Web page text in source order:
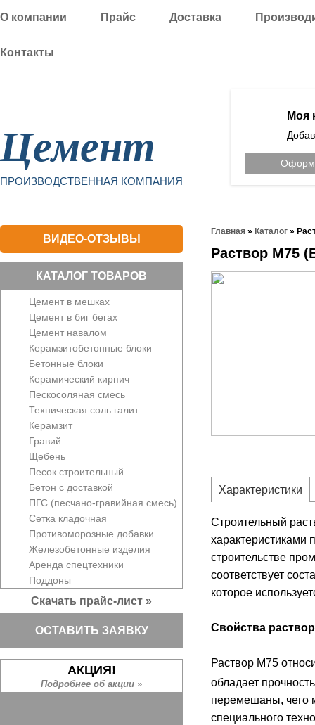
О компании Прайс Доставка
Контакты
Цемент
ПРОИЗВОДСТВЕННАЯ КОМПАНИЯ
Моя
ВИДЕО-ОТЗЫВЫ
КАТАЛОГ ТОВАРОВ
Цемент в мешках
Цемент в биг бегах
Цемент навалом
Керамзитобетонные блоки
Бетонные блоки
Керамический кирпич
Пескосоляная смесь
Техническая соль галит
Керамзит
Гравий
Щебень
Песок строительный
Бетон с доставкой
ПГС (песчано-гравийная смесь)
Сетка кладочная
Противоморозные добавки
Железобетонные изделия
Аренда спецтехники
Поддоны
Скачать прайс-лист »
ОСТАВИТЬ ЗАЯВКУ
АКЦИЯ!
Подробнее об акции »
Главная » Каталог »
Раствор М75
Характеристики
Строительный
характеристиками
строительстве
соответствует
которое
Свойства
Раствор М75
обладает
перемешаны, чего
специального